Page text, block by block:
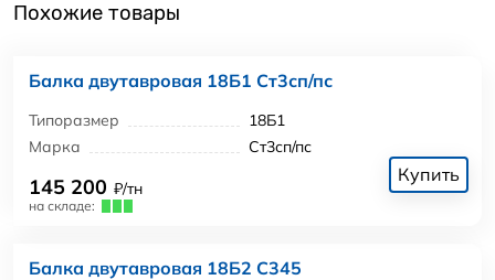
Похожие товары
Балка двутавровая 18Б1 Ст3сп/пс
Типоразмер
18Б1
Марка
Ст3сп/пс
145 200 ₽/тн
на складе:
Купить
Балка двутавровая 18Б2 С345